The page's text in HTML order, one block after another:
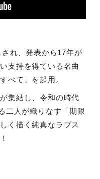
れ、発表から17年が
支持を得ている名曲
べて」を起用。
集結し、令和の時代
二人が織りなす「期限
く描く純真なラブス